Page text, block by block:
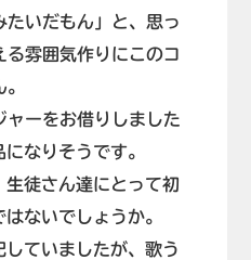
たいだもん」と、思っ
る雰囲気作りにこのコ
ャーをお借りしました
なりそうです。
徒さん達にとって初
ないでしょうか。
ていましたが、歌う